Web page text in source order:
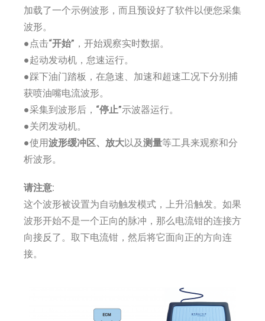
加载了一个示例波形，而且预设好了软件以便您采集
波形。
●点击“开始” ，开始观察实时数据。
●起动发动机，怠速运行。
●踩下油门踏板，在急速、加速和超速工况下分别捕
获喷油嘴电流波形。
●采集到波形后， “停止”示波器运行。
●关闭发动机。
●使用波形缓冲区、放大以及测量等工具来观察和分
析波形。
请注意:
这个波形被设置为自动触发模式，上升沿触发。如果
波形开始不是一个正向的脉冲，那么电流钳的连接方
向接反了。取下电流钳，然后将它面向正的方向连
接。